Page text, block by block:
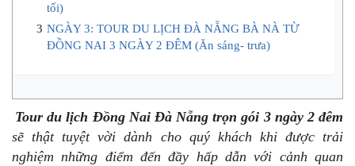
tối)
NGÀY 3: TOUR DU LỊCH ĐÀ NẴNG BÀ NÀ TỪ
ĐỒNG NAI 3 NGÀY 2 ĐÊM (Ăn sáng- trưa)
Tour du lịch Đồng Nai Đà Nẵng trọn gói 3 ngày 2 đêm
sẽ thật tuyệt vời dành cho quý khách khi được trải
nghiệm những điểm đến đầy hấp dẫn với cảnh quan